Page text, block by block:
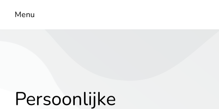
Menu
Persoonlijke